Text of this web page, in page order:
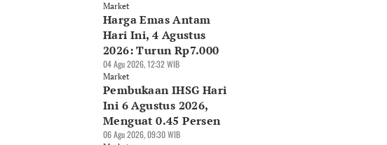
Market
Harga Emas Antam
Hari Ini, 4 Agustus
2026: Turun Rp7.000
04 Agu 2026, 12:32 WIB
Market
Pembukaan IHSG Hari
Ini 6 Agustus 2026,
Menguat 0.45 Persen
06 Agu 2026, 09:30 WIB